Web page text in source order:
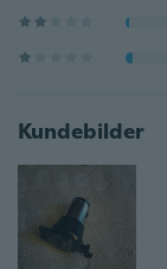
Kundebilder